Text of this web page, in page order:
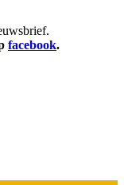
facebook.